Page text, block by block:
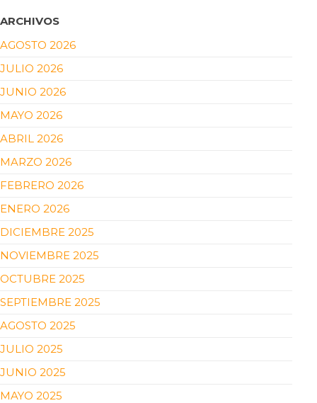
ARCHIVOS
AGOSTO 2026
JULIO 2026
JUNIO 2026
MAYO 2026
ABRIL 2026
MARZO 2026
FEBRERO 2026
ENERO 2026
DICIEMBRE 2025
NOVIEMBRE 2025
OCTUBRE 2025
SEPTIEMBRE 2025
AGOSTO 2025
JULIO 2025
JUNIO 2025
MAYO 2025